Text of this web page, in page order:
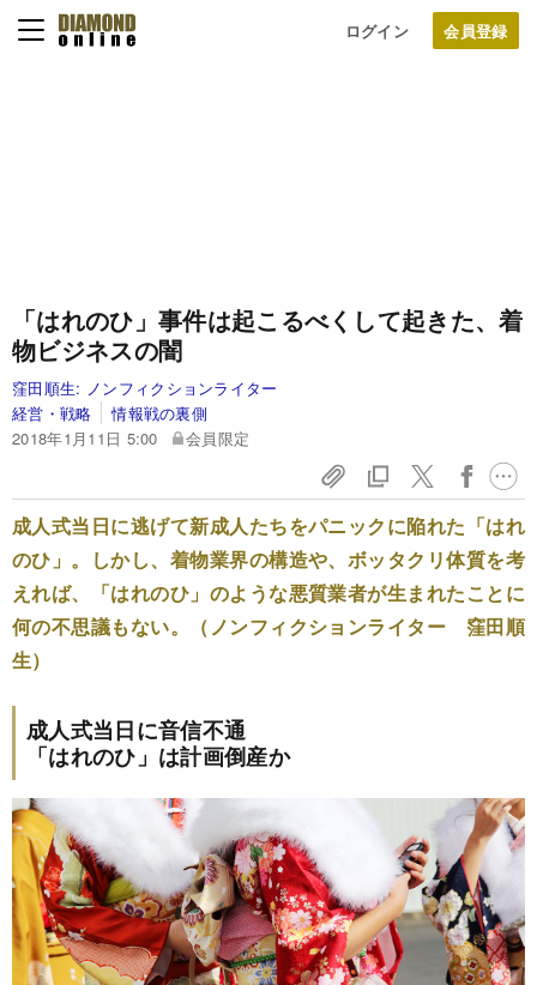
ログイン
「はれのひ」事件は起こるべくして起きた、着
物ビジネスの闇
窪田順生: ノンフィクションライター
経営・戦略
情報戦の裏側
2018年1月11日 5:00
会員限定
成人式当日に逃げて新成人たちをパニックに陥れた「はれ
のひ」。しかし、着物業界の構造や、ボッタクリ体質を考
えれば、「はれのひ」のような悪質業者が生まれたことに
何の不思議もない。（ノンフィクションライター 窪田順
生）
成人式当日に音信不通
「はれのひ」は計画倒産か